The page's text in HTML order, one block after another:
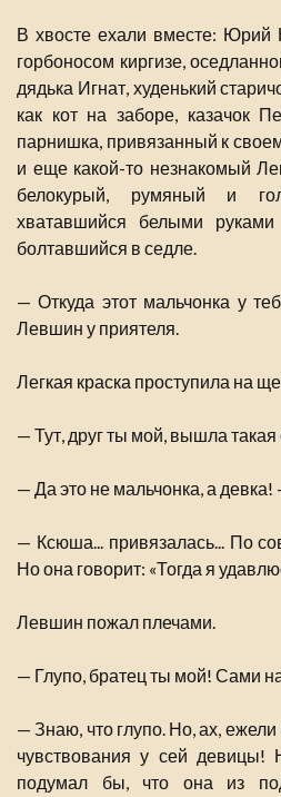
В хвосте ехали вместе: Юрий
горбоносом киргизе,
дядька Игнат, худенький
как кот на заборе, казачок
парнишка, привязанный к
и еще какой-то незнакомый
белокурый, румяный и
хватавшийся белыми
болтавшийся в седле.
— Откуда этот мальчонка у
Левшин у приятеля.
Легкая краска проступила на
— Тут, друг ты мой, вышла такая
— Да это не мальчонка, а
— Ксюша... привязалась... По
Но она говорит: «Тогда я
Левшин пожал плечами.
— Глупо, братец ты мой! Сами
— Знаю, что глупо. Но, ах,
чувствования у сей девицы!
подумал бы, что она из